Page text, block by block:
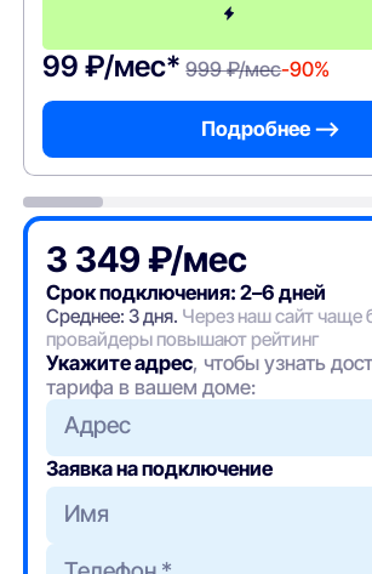
99 ₽/мес* 999 ₽/мес-90%
Подробнее —>
3 349 ₽/мес
Срок подключения: 2–6 дней
Среднее: 3 дня. Через наш сайт
провайдеры повышают рейтинг
Укажите адрес, чтобы узнать
тарифа в вашем доме:
Адрес
Заявка на подключение